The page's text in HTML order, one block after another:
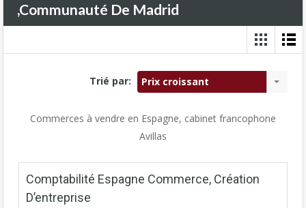
,Communauté De Madrid
Trié par: Prix croissant
Commerces à vendre en Espagne, cabinet francophone
Avillas
Comptabilité Espagne Commerce, Création
D’entreprise